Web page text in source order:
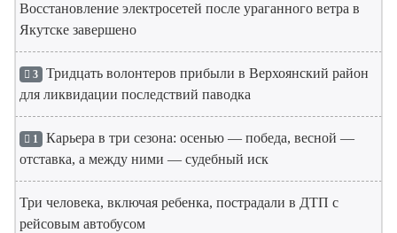
Восстановление электросетей после ураганного ветра в
Якутске завершено
3 Тридцать волонтеров прибыли в Верхоянский район
для ликвидации последствий паводка
1 Карьера в три сезона: осенью — победа, весной —
отставка, а между ними — судебный иск
Три человека, включая ребенка, пострадали в ДТП с
рейсовым автобусом